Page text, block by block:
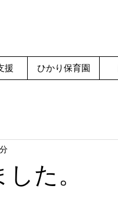
援 ひかり保育園
た。